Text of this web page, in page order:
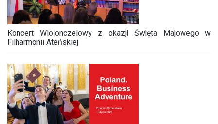
Koncert Wiolonczelowy z okazji Święta Majowego w
Filharmonii Ateńskiej